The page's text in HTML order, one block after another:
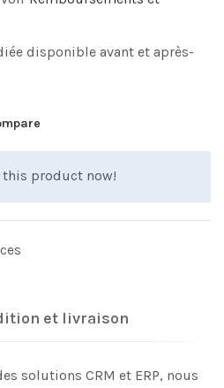
disponible avant et après-
this product now!
et livraison
solutions CRM et ERP, nous